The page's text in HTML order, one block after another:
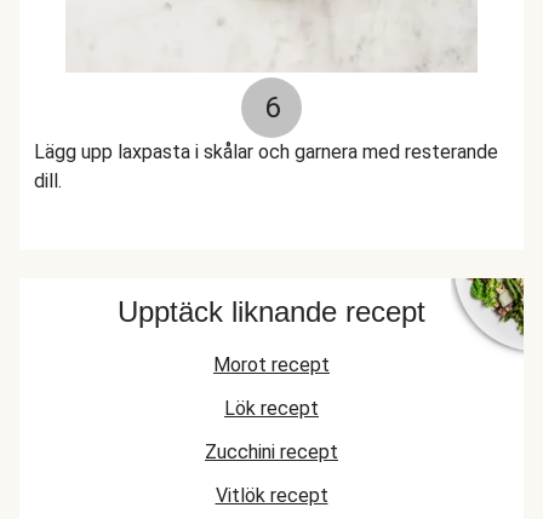
6
Lägg upp laxpasta i skålar och garnera med resterande
dill.
Upptäck liknande recept
Morot recept
Lök recept
Zucchini recept
Vitlök recept